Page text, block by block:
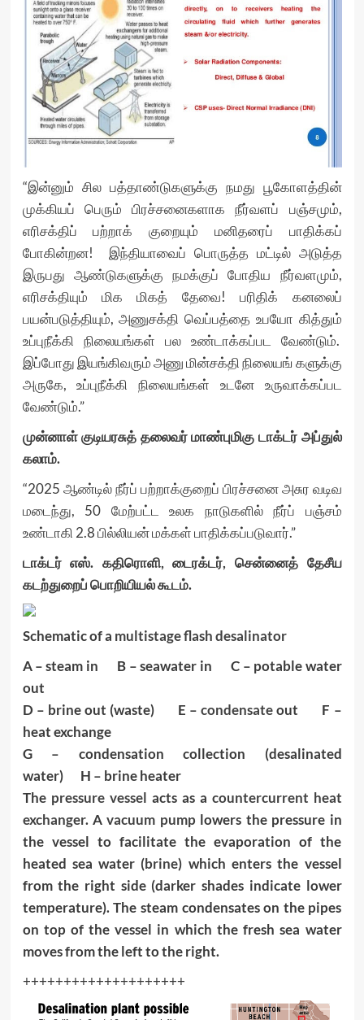
“இன்னும் சில பத்தாண்டுகளுக்கு நமது பூகோளத்தின்
முக்கியப் பெரும் பிரச்சனைகளாக நீர்வளப் பஞ்சமும்,
எரிசக்திப் பற்றாக் குறையும் மனிதரைப் பாதிக்கப்
போகின்றன! இந்தியாவைப் பொருத்த மட்டில் அடுத்த
இருபது ஆண்டுகளுக்கு நமக்குப் போதிய நீர்வளமும்,
எரிசக்தியும் மிக மிகத் தேவை! பரிதிக் கனலைப்
பயன்படுத்தியும், அணுசக்தி வெப்பத்தை உபயோ கித்தும்
உப்புநீக்கி நிலையங்கள் பல உண்டாக்கப்பட வேண்டும்.
இப்போது இயங்கிவரும் அணு மின்சக்தி நிலையங் களுக்கு
அருகே, உப்புநீக்கி நிலையங்கள் உடனே உருவாக்கப்பட
வேண்டும்.”
முன்னாள் குடியரசுத் தலைவர் மாண்புமிகு டாக்டர் அப்துல்
கலாம்.
“2025 ஆண்டில் நீர்ப் பற்றாக்குறைப் பிரச்சனை அசுர வடிவ
மடைந்து, 50 மேற்பட்ட உலக நாடுகளில் நீர்ப் பஞ்சம்
உண்டாகி 2.8 பில்லியன் மக்கள் பாதிக்கப்படுவார்.”
டாக்டர் எஸ். கதிரொளி, டைரக்டர், சென்னைத் தேசீய
கடற்துறைப் பொறியியல் கூடம்.
Schematic of a multistage flash desalinator
A – steam in B – seawater in C – potable water
out
D – brine out (waste) E –condensateout F –
heat exchange
G – condensation collection (desalinated
water) H – brine heater
The pressure vessel acts as a countercurrent heat
exchanger. Avacuum pump lowers the pressure in
the vessel to facilitate the evaporation of the
heated sea water (brine) which enters the vessel
from the right side (darker shades indicate lower
temperature). The steam condensates on the pipes
on top of the vessel in which the fresh sea water
moves from the left to the right.
++++++++++++++++++++